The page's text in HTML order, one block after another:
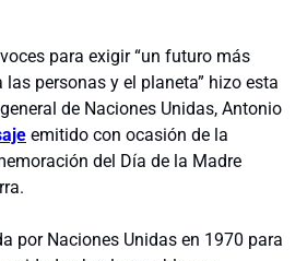
para exigir “un futuro más
personas y el planeta” hizo esta
de Naciones Unidas, Antonio
emitido con ocasión de la
del Día de la Madre
por Naciones Unidas en 1970 para